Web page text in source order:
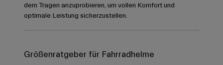
dem Tragen anzuprobieren, um vollen Komfort und
optimale Leistung sicherzustellen.
Größenratgeber für Fahrradhelme